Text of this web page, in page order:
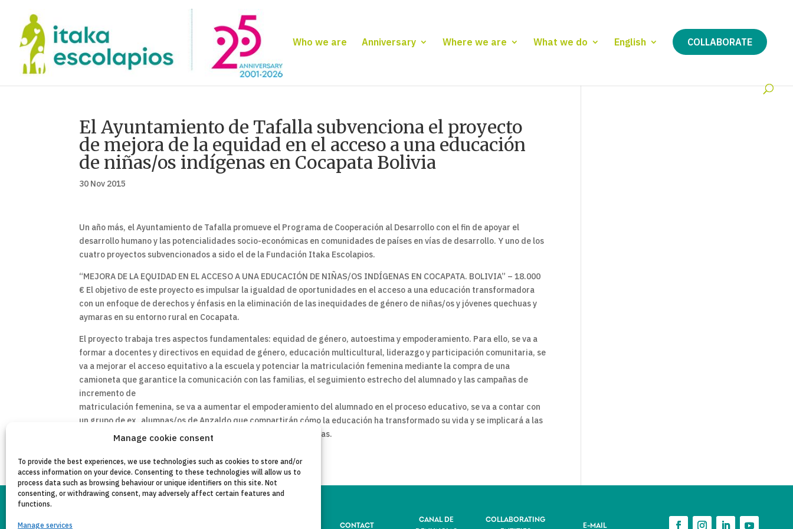
Manage cookie consent
To provide the best experiences, we use technologies such as cookies to store and/or
access information on your device. Consenting to these technologies will allow us to
process data such as browsing behaviour or unique identifiers on this site. Not
consenting, or withdrawing consent, may adversely affect certain features and
functions.
Manage services
Who we are Anniversary Where we are What we do English COLLABORATE
El Ayuntamiento de Tafalla subvenciona el proyecto
de mejora de la equidad en el acceso a una educación
de niñas/os indígenas en Cocapata Bolivia
30 Nov 2015
Un año más, el Ayuntamiento de Tafalla promueve el Programa de Cooperación al Desarrollo con el fin de apoyar el
desarrollo humano y las potencialidades socio-económicas en comunidades de países en vías de desarrollo. Y uno de los
cuatro proyectos subvencionados a sido el de la Fundación Itaka Escolapios.
“MEJORA DE LA EQUIDAD EN EL ACCESO A UNA EDUCACIÓN DE NIÑAS/OS INDÍGENAS EN COCAPATA. BOLIVIA” – 18.000
€ El objetivo de este proyecto es impulsar la igualdad de oportunidades en el acceso a una educación transformadora
con un enfoque de derechos y énfasis en la eliminación de las inequidades de género de niñas/os y jóvenes quechuas y
aymaras en su entorno rural en Cocapata.
El proyecto trabaja tres aspectos fundamentales: equidad de género, autoestima y empoderamiento. Para ello, se va a
formar a docentes y directivos en equidad de género, educación multicultural, liderazgo y participación comunitaria, se
va a mejorar el acceso equitativo a la escuela y potenciar la matriculación femenina mediante la compra de una
camioneta que garantice la comunicación con las familias, el seguimiento estrecho del alumnado y las campañas de
incremento de
matriculación femenina, se va a aumentar el empoderamiento del alumnado en el proceso educativo, se va a contar con
un grupo de ex_alumnas/os de Anzaldo que compartirán cómo la educación ha transformado su vida y se implicará a las
autoridades en garantizar el acceso a la educación de las chicas.
CONTACT
CANAL DE
COLLABORATING
E-MAIL